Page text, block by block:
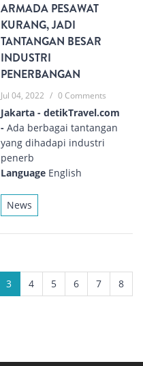
ARMADA PESAWAT
KURANG, JADI
TANTANGAN BESAR
INDUSTRI
PENERBANGAN
Jul 04, 2022 / 0 Comments
Jakarta - detikTravel.com
- Ada berbagai tantangan
yang dihadapi industri
penerb
Language English
News
3 4 5 6 7
8